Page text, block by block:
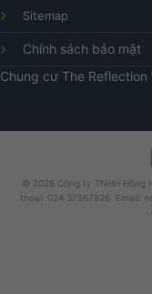
Sitemap
Chính sách bảo mật
Chung cư The Reflection
© 2026 Công ty TNHH Hồng
thoại: 024 37567826. Email: